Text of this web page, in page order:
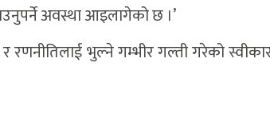
अवस्था आइलागेको छ ।’
भुल्ने गम्भीर गल्ती गरेको